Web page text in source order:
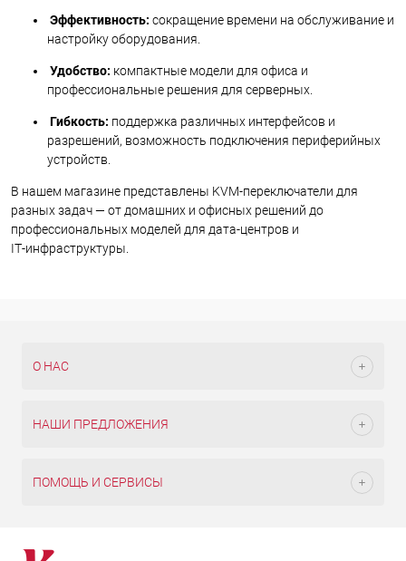
Эффективность: сокращение времени на обслуживание и
настройку оборудования.
Удобство: компактные модели для офиса и
профессиональные решения для серверных.
Гибкость: поддержка различных интерфейсов и
разрешений, возможность подключения периферийных
устройств.
В нашем магазине представлены KVM‑переключатели для
разных задач — от домашних и офисных решений до
профессиональных моделей для дата‑центров и
IT‑инфраструктуры.
О НАС
НАШИ ПРЕДЛОЖЕНИЯ
ПОМОЩЬ И СЕРВИСЫ